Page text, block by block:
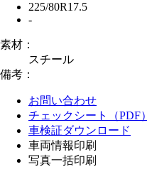
225/80R17.5
-
素材：
スチール
備考：
お問い合わせ
チェックシート（PDF）
車検証ダウンロード
車両情報印刷
写真一括印刷